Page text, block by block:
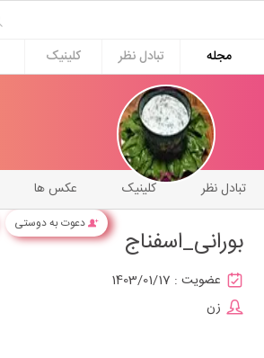
مجله
تبادل نظر کلینیک
دعوت به دوستی
عکس ها کلینیک تبادل نظر
بورانی_اسفناج
عضویت : 1403/01/17
زن